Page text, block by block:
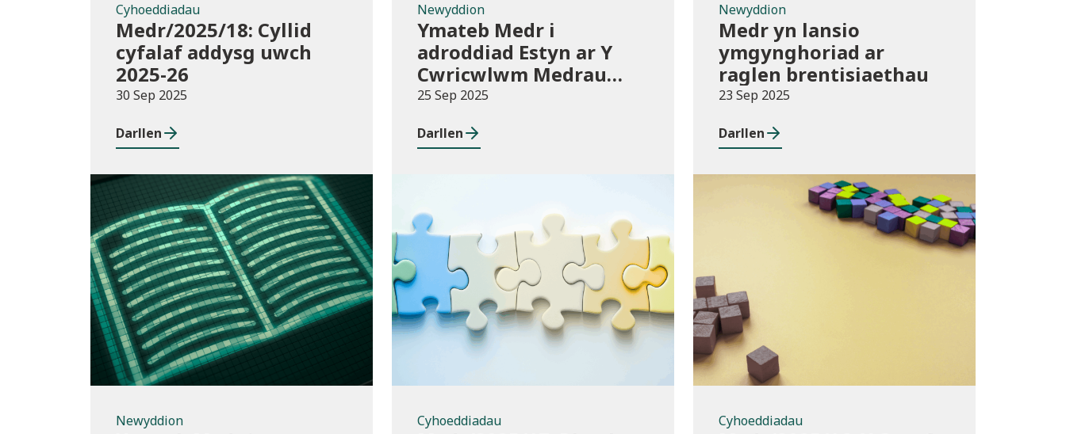
Cyhoeddiadau
Medr/2025/18: Cyllid
cyfalaf addysg uwch
2025-26
30 Sep 2025
Darllen
Newyddion
Ymateb Medr i
adroddiad Estyn ar Y
Cwricwlwm Medrau
Byw yn Annibynnol
Bellach
25 Sep 2025
Darllen
Newyddion
Medr yn lansio
ymgynghoriad ar
raglen brentisiaethau
23 Sep 2025
Darllen
Newyddion
Newyddion
Cyhoeddiadau
Cyhoeddiadau
Cyhoeddiadau
Cyhoeddiadau